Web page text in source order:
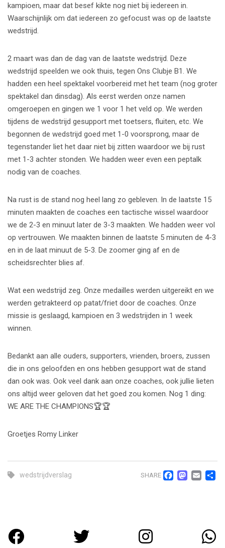
kampioen, maar dat besef kikte nog niet bij iedereen in.
Waarschijnlijk om dat iedereen zo gefocust was op de laatste
wedstrijd.
2 maart was dan de dag van de laatste wedstrijd. Deze
wedstrijd speelden we ook thuis, tegen Ons Clubje B1. We
hadden een heel spektakel voorbereid met het team (nog groter
spektakel dan dinsdag). Als eerst werden onze namen
omgeroepen en gingen we 1 voor 1 het veld op. We werden
tijdens de wedstrijd gesupport met toetsers, fluiten, etc. We
begonnen de wedstrijd goed met 1-0 voorsprong, maar de
tegenstander liet het daar niet bij zitten waardoor we bij rust
met 1-3 achter stonden. We hadden weer even een peptalk
nodig van de coaches.
Na rust is de stand nog heel lang zo gebleven. In de laatste 15
minuten maakten de coaches een tactische wissel waardoor
we de 2-3 en minuut later de 3-3 maakten. We hadden weer vol
op vertrouwen. We maakten binnen de laatste 5 minuten de 4-3
en in de laat minuut de 5-3. De zoomer ging af en de
scheidsrechter blies af.
Wat een wedstrijd zeg. Onze medailles werden uitgereikt en we
werden getrakteerd op patat/friet door de coaches. Onze
missie is geslaagd, kampioen en 3 wedstrijden in 1 week
winnen.
Bedankt aan alle ouders, supporters, vrienden, broers, zussen
die in ons geloofden en ons hebben gesupport wat de stand
dan ook was. Ook veel dank aan onze coaches, ook jullie lieten
ons altijd weer geloven dat het goed zou komen. Nog 1 ding:
WE ARE THE CHAMPIONS🏆🏆
Groetjes Romy Linker
wedstrijdverslag SHARE